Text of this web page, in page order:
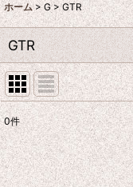
ホーム > G > GTR
GTR
表示数:
並び順:
0件